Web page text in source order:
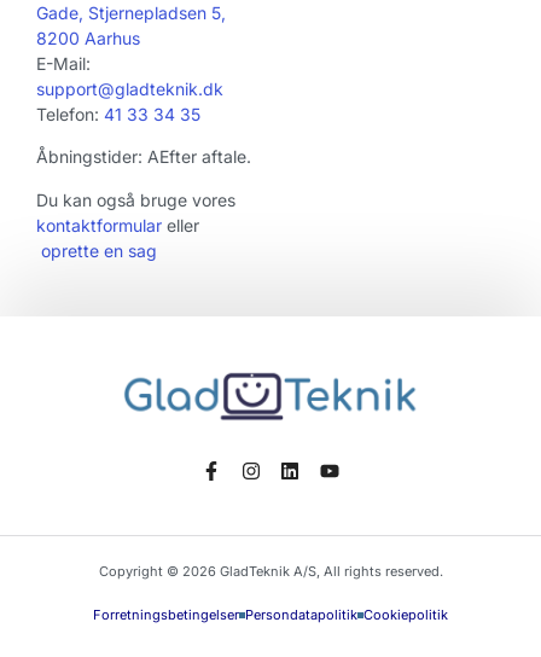
Gade, Stjernepladsen 5,
8200 Aarhus
E-Mail:
support@gladteknik.dk
Telefon: 41 33 34 35
Åbningstider: AEfter aftale.
Du kan også bruge vores
kontaktformular eller
oprette en sag
Copyright © 2026 GladTeknik A/S, All rights reserved.
Forretningsbetingelser Persondatapolitik Cookiepolitik